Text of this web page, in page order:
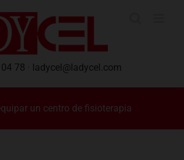
78 ladycel@ladycel.com
un centro de fisioterapia